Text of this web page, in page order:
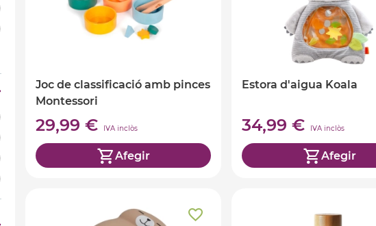
Joc de classificació amb pinces
Montessori
29,99 € IVA inclòs
Afegir
Estora d'aigua Koala
34,99 € IVA inclòs
Afegir